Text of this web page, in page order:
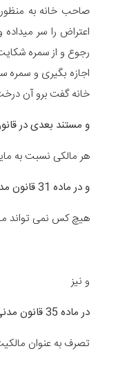
صاحب خانه به
اعتراض را سر
رجوع و از سمره
اجازه بگیری و سمره
خانه گفت برو آن درخت را از ریشه بکن و بیرون
و مستند بعدی در قانون مدنی ماده
هر مالکی نسبت به
و در ماده 31 قانون مدنی (مکرر) بیان شده :
هیچ کس نمی تواند
و نیز
در ماده 35 قانون مدنی تصریح شده :
تصرف به عنوان